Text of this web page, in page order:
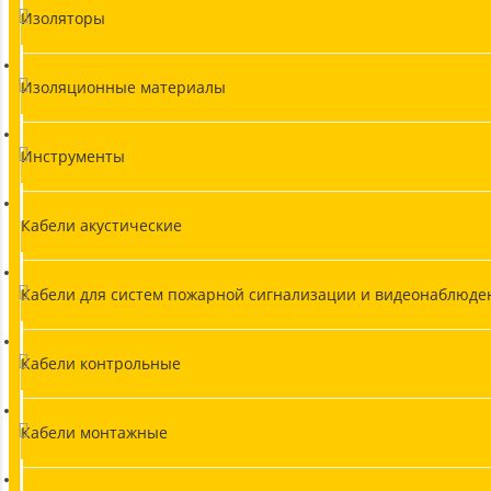
Изоляторы
Изоляционные материалы
Инструменты
Кабели акустические
Кабели для систем пожарной сигнализации и
Кабели контрольные
Кабели монтажные